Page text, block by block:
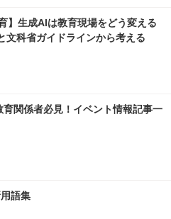
】生成AIは教育現場をどう変える
文科省ガイドラインから考える
育関係者必見！イベント情報記事一
語集